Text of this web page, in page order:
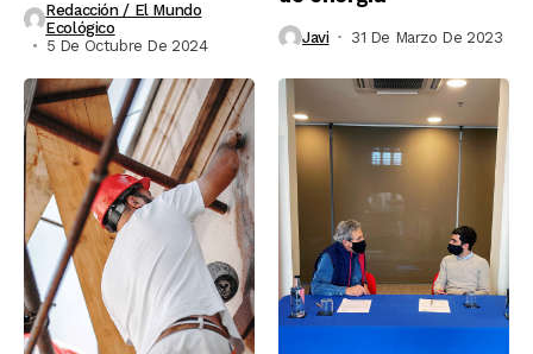
Redacción / El Mundo
Ecológico
5 De Octubre De 2024
Javi 31 De Marzo De 2023